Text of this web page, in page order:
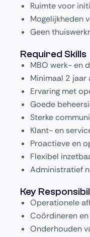
Ruimte voor
Mogelijkheden
Geen
Required Skills
MBO werk- en
Minimaal 2
Ervaring met
Goede
Sterke
Klant- en
Proactieve en
Flexibel
Administratief
Key
Operationele
Coördineren
Onderhouden